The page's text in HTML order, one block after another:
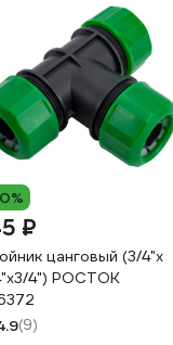
₽
цанговый (3/4"х
4") РОСТОК
(9)